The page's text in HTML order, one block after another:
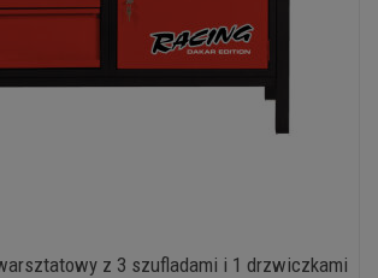
z 3 szufladami i 1 drzwiczkami